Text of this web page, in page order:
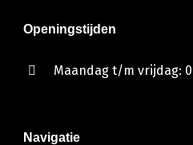
Openingstijden
Maandag t/m vrijdag:
Navigatie